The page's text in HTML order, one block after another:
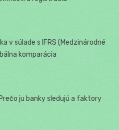
v súlade s IFRS (Medzinárodné
komparácia
ju banky sledujú a faktory